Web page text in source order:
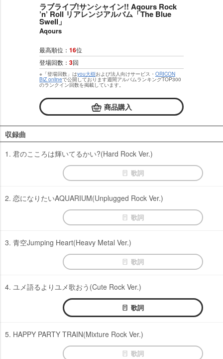
ラブライブ!サンシャイン!! Aqours Rock
’n’ Roll リアレンジアルバム「The Blue
Swell」
Aqours
最高順位： 16位
登場回数： 3回
※「登場回数」はyou大樹および法人向けサービス・ ORICON
BiZ onlineで公開しております週間アルバムランキングTOP300
のランクイン回数を掲載しています。
商品購入
収録曲
1. 君のこころは輝いてるかい?(Hard Rock Ver.)
歌詞
2. 恋になりたいAQUARIUM(Unplugged Rock Ver.)
歌詞
3. 青空Jumping Heart(Heavy Metal Ver.)
歌詞
4. ユメ語るよりユメ歌おう(Cute Rock Ver.)
歌詞
5. HAPPY PARTY TRAIN(Mixture Rock Ver.)
歌詞